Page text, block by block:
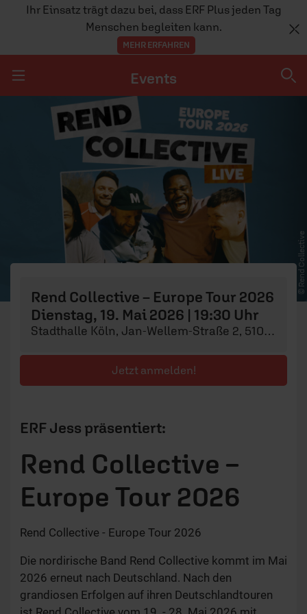
Ihr Einsatz trägt dazu bei, dass ERF Plus jeden Tag
Menschen begleiten kann.
MEHR ERFAHREN
Navigation überspringen
Events
Events
ERF UNTERWEGS
© Rend Collective
Rend Collective – Europe Tour 2026
Dienstag, 19. Mai 2026 | 19:30 Uhr
Stadthalle Köln, Jan-Wellem-Straße 2, 51065 Köln
Jetzt anmelden!
ERF Jess präsentiert:
Rend Collective –
Europe Tour 2026
Rend Collective - Europe Tour 2026
Die nordirische Band Rend Collective kommt im Mai
2026 erneut nach Deutschland. Nach den
grandiosen Erfolgen auf ihren Deutschlandtouren